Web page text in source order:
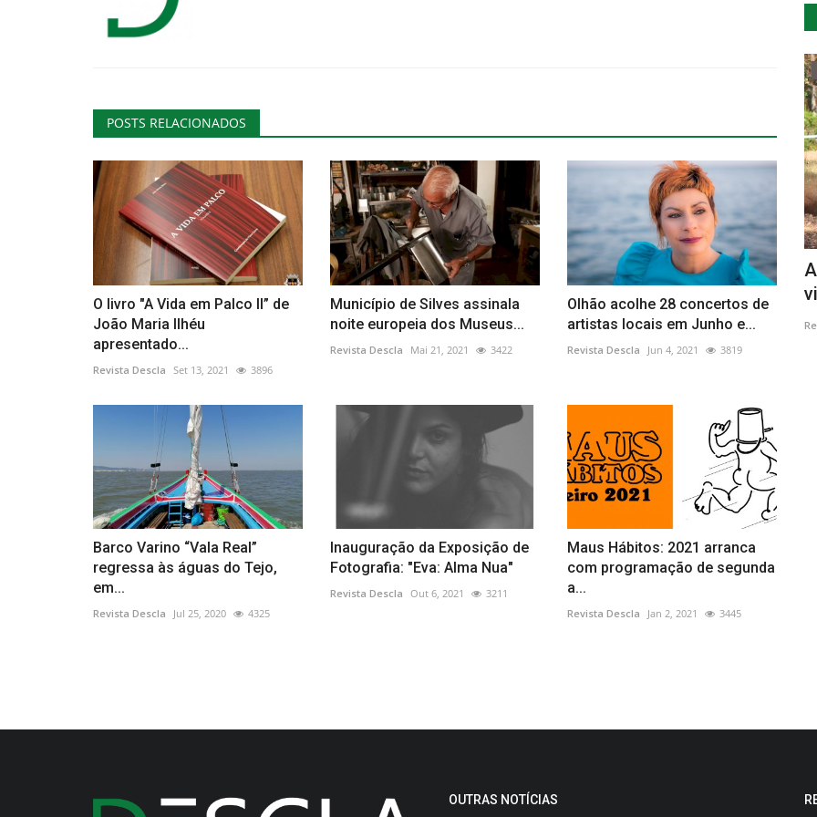
POSTS RELACIONADOS
O livro "A Vida em Palco II” de
João Maria Ilhéu
apresentado...
Revista Descla Set 13, 2021 3896
Município de Silves assinala
noite europeia dos Museus...
Revista Descla Mai 21, 2021 3422
Olhão acolhe 28 concertos de
artistas locais em Junho e...
Revista Descla Jun 4, 2021 3819
Barco Varino “Vala Real”
regressa às águas do Tejo,
em...
Revista Descla Jul 25, 2020 4325
Inauguração da Exposição de
Fotografia: "Eva: Alma Nua"
Revista Descla Out 6, 2021 3211
Maus Hábitos: 2021 arranca
com programação de segunda
a...
Revista Descla Jan 2, 2021 3445
Visitas encenadas ao Museu do Vidro
Revista Descla Jul 5, 2023
Vila de Rei entra em 2023 com Augusto
Canário & Amigos...
Revista Descla Dez 26, 2022 2854
OUTRAS NOTÍCIAS